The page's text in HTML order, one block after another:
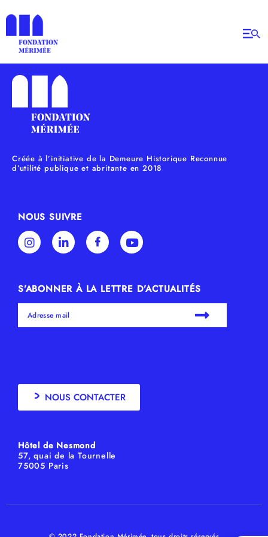
Catégorie :
de presse
Créée à l’initiative de la Demeure Historique Reconnue
d’utilité publique et abritante en 2018
NOUS SUIVRE
S’ABONNER À LA LETTRE D’ACTUALITÉS
NOUS CONTACTER
Hôtel de Nesmond
57, quai de la Tournelle
75005 Paris